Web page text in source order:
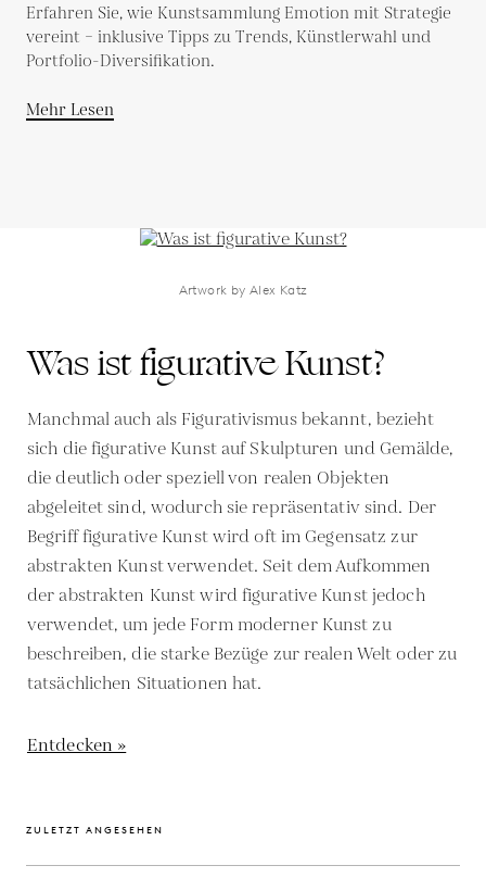
Erfahren Sie, wie Kunstsammlung Emotion mit Strategie
vereint – inklusive Tipps zu Trends, Künstlerwahl und
Portfolio-Diversifikation.
Mehr Lesen
Artwork by Alex Katz
Was ist figurative Kunst?
Manchmal auch als Figurativismus bekannt, bezieht
sich die figurative Kunst auf Skulpturen und Gemälde,
die deutlich oder speziell von realen Objekten
abgeleitet sind, wodurch sie repräsentativ sind. Der
Begriff figurative Kunst wird oft im Gegensatz zur
abstrakten Kunst verwendet. Seit dem Aufkommen
der abstrakten Kunst wird figurative Kunst jedoch
verwendet, um jede Form moderner Kunst zu
beschreiben, die starke Bezüge zur realen Welt oder zu
tatsächlichen Situationen hat.
Entdecken »
ZULETZT ANGESEHEN